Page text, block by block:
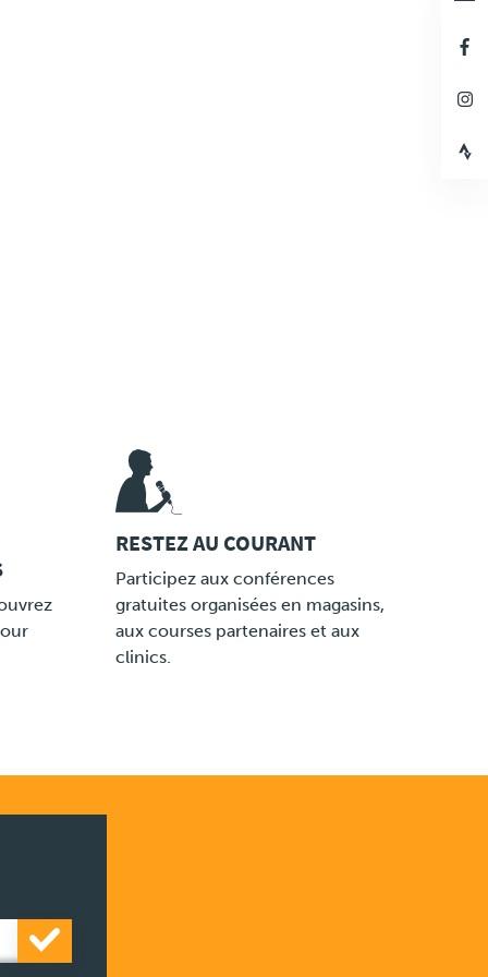
LINK
RESTEZ AU COURANT
Participez aux conférences
gratuites organisées en magasins,
aux courses partenaires et aux
clinics.